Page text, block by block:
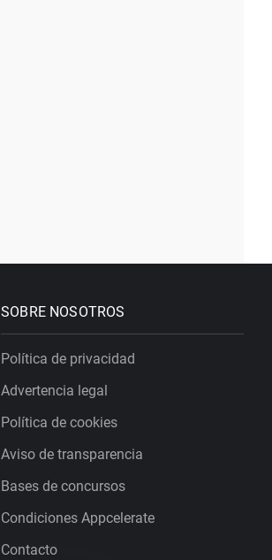
SOBRE NOSOTROS
Política de privacidad
Advertencia legal
Política de cookies
Aviso de transparencia
Bases de concursos
Condiciones Appcelerate
Contacto